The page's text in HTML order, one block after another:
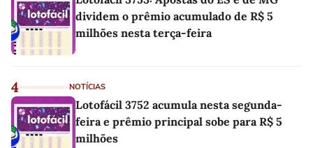
dividem o prêmio acumulado de R$ 5
milhões nesta terça-feira
4 NOTÍCIAS
Lotofácil 3752 acumula nesta segunda-
feira e prêmio principal sobe para R$ 5
milhões